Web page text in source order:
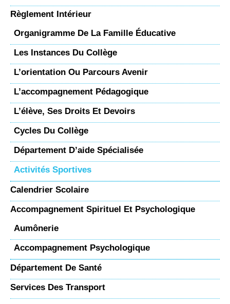
Règlement Intérieur
Organigramme De La Famille Éducative
Les Instances Du Collège
L’orientation Ou Parcours Avenir
L’accompagnement Pédagogique
L’élève, Ses Droits Et Devoirs
Cycles Du Collège
Département D’aide Spécialisée
Activités Sportives
Calendrier Scolaire
Accompagnement Spirituel Et Psychologique
Aumônerie
Accompagnement Psychologique
Département De Santé
Services Des Transport